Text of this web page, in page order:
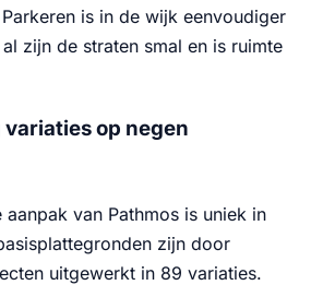
is in de wijk eenvoudiger
zijn de straten smal en is ruimte
op negen
van Pathmos is uniek in
zijn door
uitgewerkt in 89 variaties.